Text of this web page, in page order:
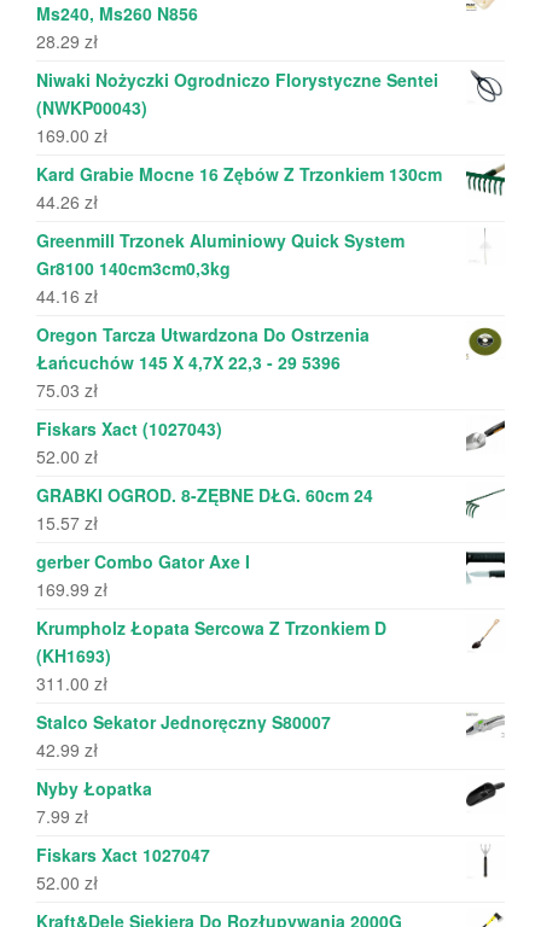
Ms240, Ms260 N856
28.29 zł
Niwaki Nożyczki Ogrodniczo Florystyczne Sentei
(NWKP00043)
169.00 zł
Kard Grabie Mocne 16 Zębów Z Trzonkiem 130cm
44.26 zł
Greenmill Trzonek Aluminiowy Quick System
Gr8100 140cm3cm0,3kg
44.16 zł
Oregon Tarcza Utwardzona Do Ostrzenia
Łańcuchów 145 X 4,7X 22,3 - 29 5396
75.03 zł
Fiskars Xact (1027043)
52.00 zł
GRABKI OGROD. 8-ZĘBNE DŁG. 60cm 24
15.57 zł
gerber Combo Gator Axe I
169.99 zł
Krumpholz Łopata Sercowa Z Trzonkiem D
(KH1693)
311.00 zł
Stalco Sekator Jednoręczny S80007
42.99 zł
Nyby Łopatka
7.99 zł
Fiskars Xact 1027047
52.00 zł
Kraft&Dele Siekiera Do Rozłupywania 2000G